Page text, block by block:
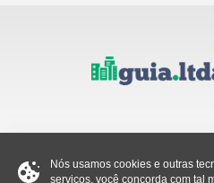
Nós usamos cookies e outras
serviços, você concorda com tal